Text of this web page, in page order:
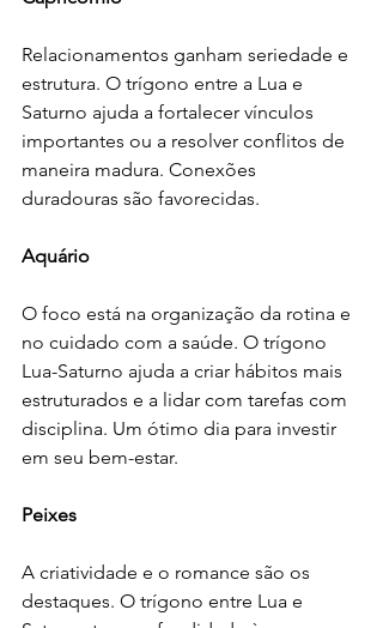
Relacionamentos ganham seriedade e
estrutura. O trígono entre a Lua e
Saturno ajuda a fortalecer vínculos
importantes ou a resolver conflitos de
maneira madura. Conexões
duradouras são favorecidas.
Aquário
O foco está na organização da rotina e
no cuidado com a saúde. O trígono
Lua-Saturno ajuda a criar hábitos mais
estruturados e a lidar com tarefas com
disciplina. Um ótimo dia para investir
em seu bem-estar.
Peixes
A criatividade e o romance são os
destaques. O trígono entre Lua e